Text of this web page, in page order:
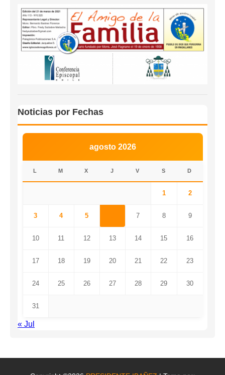
Noticias por Fechas
agosto 2026
L M X J V S D
1 2
3 4 5 7 8 9
10 11 12 13 14 15 16
17 18 19 20 21 22 23
24 25 26 27 28 29 30
31
« Jul